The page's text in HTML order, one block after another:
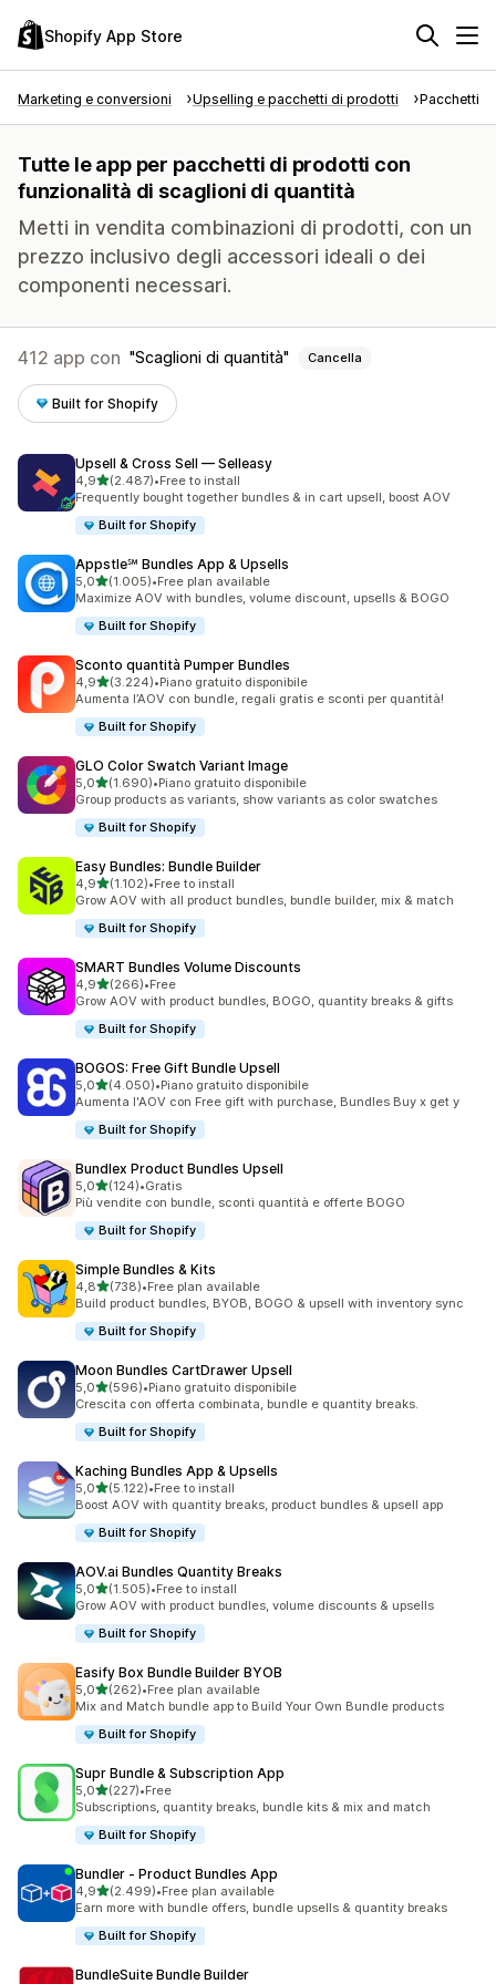
Shopify App Store
Marketing e conversioni Upselling e pacchetti di prodotti Pacchetti
Tutte le app per pacchetti di prodotti con
funzionalità di scaglioni di quantità
Metti in vendita combinazioni di prodotti, con un
prezzo inclusivo degli accessori ideali o dei
componenti necessari.
412 app con Scaglioni di quantità Cancella
Built for Shopify
Upsell & Cross Sell — Selleasy
4,9stelle su 5
(2.487)
2487 recensioni totali
•Free to install
Frequently bought together bundles & in cart upsell, boost AOV
Built for Shopify
Appstle℠ Bundles App & Upsells
5,0stelle su 5
(1.005)
1005 recensioni totali
•Free plan available
Maximize AOV with bundles, volume discount, upsells & BOGO
Built for Shopify
Sconto quantità Pumper Bundles
4,9stelle su 5
(3.224)
3224 recensioni totali
•Piano gratuito disponibile
Aumenta l’AOV con bundle, regali gratis e sconti per quantità!
Built for Shopify
GLO Color Swatch Variant Image
5,0stelle su 5
(1.690)
1690 recensioni totali
•Piano gratuito disponibile
Group products as variants, show variants as color swatches
Built for Shopify
Easy Bundles: Bundle Builder
4,9stelle su 5
(1.102)
1102 recensioni totali
•Free to install
Grow AOV with all product bundles, bundle builder, mix & match
Built for Shopify
SMART Bundles Volume Discounts
4,9stelle su 5
(266)
266 recensioni totali
•Free
Grow AOV with product bundles, BOGO, quantity breaks & gifts
Built for Shopify
BOGOS: Free Gift Bundle Upsell
5,0stelle su 5
(4.050)
4050 recensioni totali
•Piano gratuito disponibile
Aumenta l'AOV con Free gift with purchase, Bundles Buy x get y
Built for Shopify
Bundlex Product Bundles Upsell
5,0stelle su 5
(124)
124 recensioni totali
•Gratis
Più vendite con bundle, sconti quantità e offerte BOGO
Built for Shopify
Simple Bundles & Kits
4,8stelle su 5
(738)
738 recensioni totali
•Free plan available
Build product bundles, BYOB, BOGO & upsell with inventory sync
Built for Shopify
Moon Bundles CartDrawer Upsell
5,0stelle su 5
(596)
596 recensioni totali
•Piano gratuito disponibile
Crescita con offerta combinata, bundle e quantity breaks.
Built for Shopify
Kaching Bundles App & Upsells
5,0stelle su 5
(5.122)
5122 recensioni totali
•Free to install
Boost AOV with quantity breaks, product bundles & upsell app
Built for Shopify
AOV.ai Bundles Quantity Breaks
5,0stelle su 5
(1.505)
1505 recensioni totali
•Free to install
Grow AOV with product bundles, volume discounts & upsells
Built for Shopify
Easify Box Bundle Builder BYOB
5,0stelle su 5
(262)
262 recensioni totali
•Free plan available
Mix and Match bundle app to Build Your Own Bundle products
Built for Shopify
Supr Bundle & Subscription App
5,0stelle su 5
(227)
227 recensioni totali
•Free
Subscriptions, quantity breaks, bundle kits & mix and match
Built for Shopify
Bundler ‑ Product Bundles App
4,9stelle su 5
(2.499)
2499 recensioni totali
•Free plan available
Earn more with bundle offers, bundle upsells & quantity breaks
Built for Shopify
BundleSuite Bundle Builder